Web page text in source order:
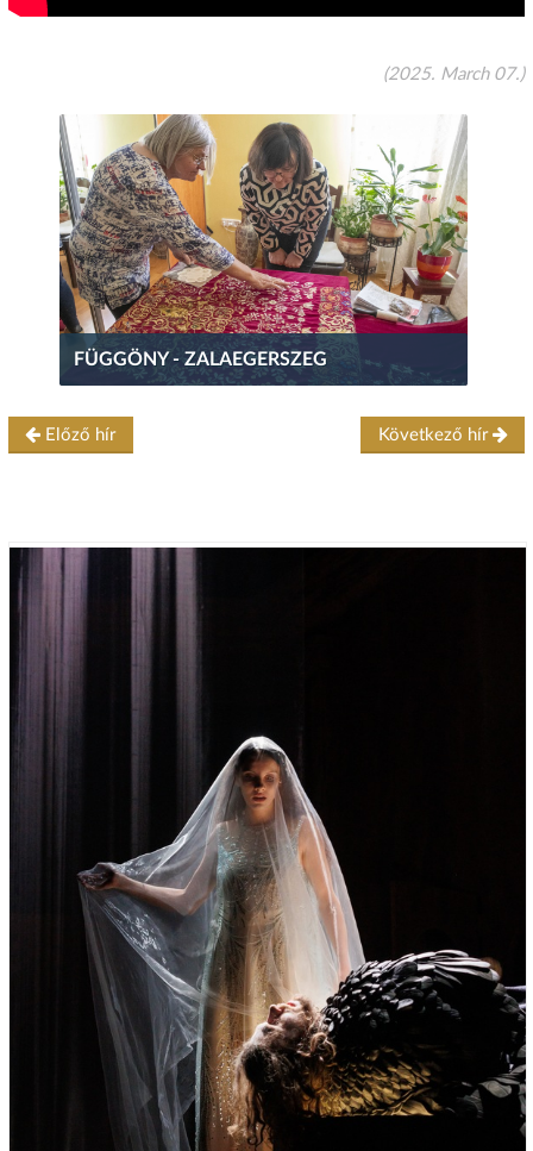
(2025. March 07.)
FÜGGÖNY - ZALAEGERSZEG
Előző hír Következő hír